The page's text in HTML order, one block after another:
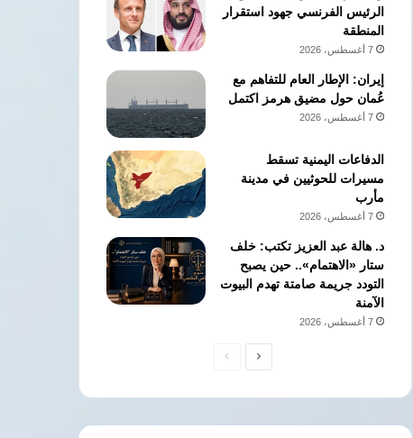
الرئيس الفرنسي جهود استقرار
المنطقة
7 أغسطس، 2026
إيران: الإطار العام للتفاهم مع
عُمان حول مضيق هرمز اكتمل
7 أغسطس، 2026
الدفاعات اليمنية تسقط
مسيرات للحوثيين في مدينة
مأرب
7 أغسطس، 2026
د. هالة عبد العزيز تكتب: خلف
ستار «الاهتمام».. حين يصبح
التودد جريمة صامتة تهدم البيوت
الآمنة
7 أغسطس، 2026
الصفحةالصفحة